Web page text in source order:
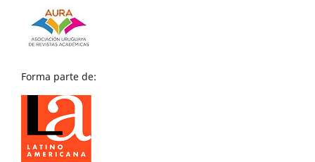
Forma parte de: